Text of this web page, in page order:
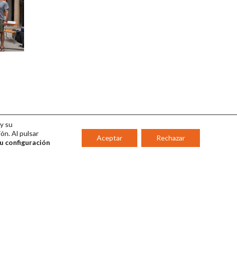
su
Al pulsar
configuración
Aceptar Rechazar